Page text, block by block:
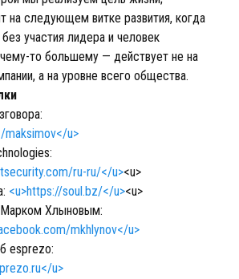
на следующем витке развития, когда
участия лидера и человек
то большему — действует не на
а на уровне всего общества.
maksimov</u>
ru-ru/</u><u>
<u>https://soul.bz/</u><u>
Марком Хлыновым:
mkhlynov</u>
esprezo:
u>